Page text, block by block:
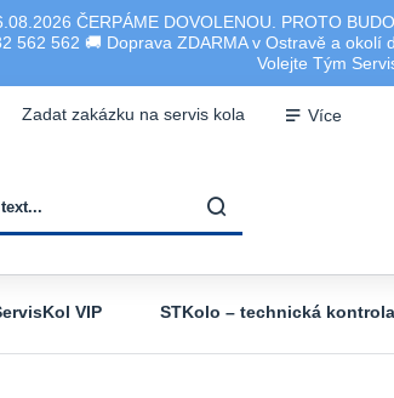
ČERPÁME DOVOLENOU. PROTO
562 562 🚚 Doprava ZDARMA v Ostravě a
Volejte Tým
Zadat zakázku na servis kola Více
VIP STKolo – technická